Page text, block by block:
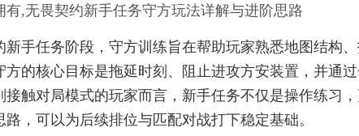
有,无畏契约新手任务守方玩法详解与进阶思路
新手任务阶段，守方训练旨在帮助玩家熟悉地图结构
方的核心目标是拖延时刻、阻止进攻方安装置，并通
接触对局模式的玩家而言，新手任务不仅是操作练习
，可以为后续排位与匹配对战打下稳定基础。